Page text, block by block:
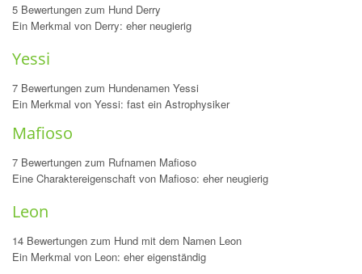
5 Bewertungen zum Hund Derry
Ein Merkmal von Derry: eher neugierig
Yessi
7 Bewertungen zum Hundenamen Yessi
Ein Merkmal von Yessi: fast ein Astrophysiker
Mafioso
7 Bewertungen zum Rufnamen Mafioso
Eine Charaktereigenschaft von Mafioso: eher neugierig
Leon
14 Bewertungen zum Hund mit dem Namen Leon
Ein Merkmal von Leon: eher eigenständig